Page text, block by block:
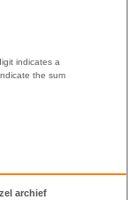
indicates a
the sum
archief